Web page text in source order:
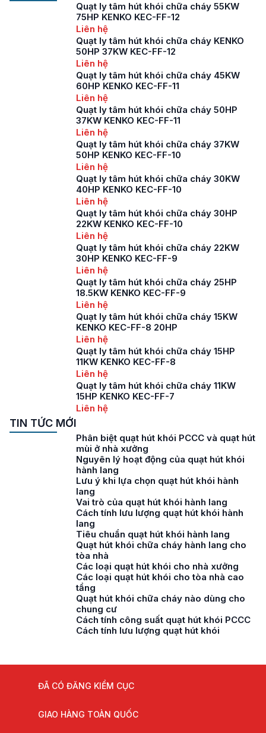
Quạt ly tâm hút khói chữa cháy 55KW
75HP KENKO KEC-FF-12
Liên hệ
Quạt ly tâm hút khói chữa cháy KENKO
50HP 37KW KEC-FF-12
Liên hệ
Quạt ly tâm hút khói chữa cháy 45KW
60HP KENKO KEC-FF-11
Liên hệ
Quạt ly tâm hút khói chữa cháy 50HP
37KW KENKO KEC-FF-11
Liên hệ
Quạt ly tâm hút khói chữa cháy 37KW
50HP KENKO KEC-FF-10
Liên hệ
Quạt ly tâm hút khói chữa cháy 30KW
40HP KENKO KEC-FF-10
Liên hệ
Quạt ly tâm hút khói chữa cháy 30HP
22KW KENKO KEC-FF-10
Liên hệ
Quạt ly tâm hút khói chữa cháy 22KW
30HP KENKO KEC-FF-9
Liên hệ
Quạt ly tâm hút khói chữa cháy 25HP
18.5KW KENKO KEC-FF-9
Liên hệ
Quạt ly tâm hút khói chữa cháy 15KW
KENKO KEC-FF-8 20HP
Liên hệ
Quạt ly tâm hút khói chữa cháy 15HP
11KW KENKO KEC-FF-8
Liên hệ
Quạt ly tâm hút khói chữa cháy 11KW
15HP KENKO KEC-FF-7
Liên hệ
TIN TỨC MỚI
Phân biệt quạt hút khói PCCC và quạt hút
mùi ở nhà xưởng
Nguyên lý hoạt động của quạt hút khói
hành lang
Lưu ý khi lựa chọn quạt hút khói hành
lang
Vai trò của quạt hút khói hành lang
Cách tính lưu lượng quạt hút khói hành
lang
Tiêu chuẩn quạt hút khói hành lang
Quạt hút khói chữa cháy hành lang cho
tòa nhà
Các loại quạt hút khói cho nhà xưởng
Các loại quạt hút khói cho tòa nhà cao
tầng
Quạt hút khói chữa cháy nào dùng cho
chung cư
Cách tính công suất quạt hút khói PCCC
Cách tính lưu lượng quạt hút khói
ĐÃ CÓ ĐĂNG KIỂM CỤC
GIAO HÀNG TOÀN QUỐC